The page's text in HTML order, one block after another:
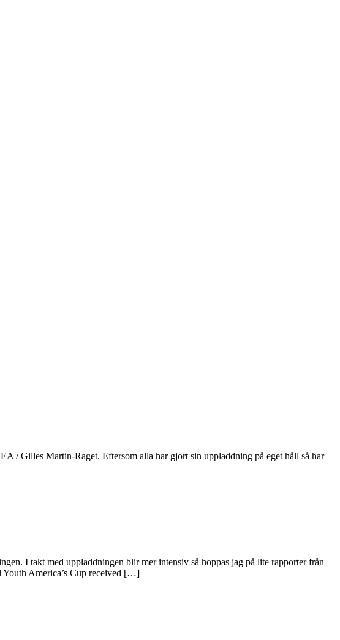
/ Gilles Martin-Raget. Eftersom alla har gjort sin uppladdning på eget håll så har
I takt med uppladdningen blir mer intensiv så hoppas jag på lite rapporter från
Youth America’s Cup received […]